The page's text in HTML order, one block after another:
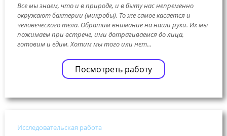
Все мы знаем, что и в природе, и в быту нас непременно
окружают бактерии (микробы). То же самое касается и
человеческого тела. Обратим внимание на наши руки. Их мы
пожимаем при встрече, ими дотрагиваемся до лица,
готовим и едим. Хотим мы того или нет...
Посмотреть работу
Исследовательская работа